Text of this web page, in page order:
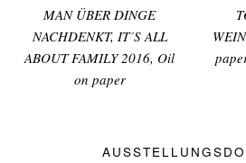
MAN ÜBER DINGE
NACHDENKT, IT´S ALL
ABOUT FAMILY 2016, Oil
on paper